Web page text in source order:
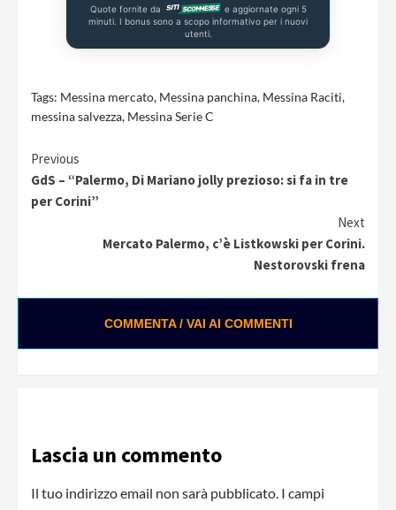
Quote fornite da
e aggiornate ogni 5
minuti. I bonus sono a scopo informativo per i nuovi
utenti.
Tags: Messina mercato, Messina panchina, Messina Raciti,
messina salvezza, Messina Serie C
Continue
Reading
Previous
GdS – “Palermo, Di Mariano jolly prezioso: si fa in tre
per Corini”
Next
Mercato Palermo, c’è Listkowski per Corini.
Nestorovski frena
COMMENTA / VAI AI COMMENTI
Lascia un commento
Il tuo indirizzo email non sarà pubblicato. I campi